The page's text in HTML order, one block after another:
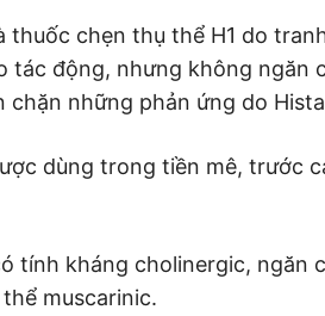
thuốc chẹn thụ thể H1 do
tác động, nhưng không ngăn
chặn những phản ứng do
dùng trong tiền mê, trước
tính kháng cholinergic, ngăn
muscarinic.